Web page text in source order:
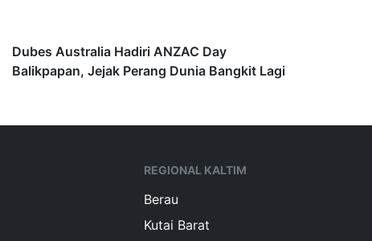
Dubes Australia Hadiri ANZAC Day
Balikpapan, Jejak Perang Dunia Bangkit Lagi
REGIONAL KALTIM
Berau
Kutai Barat